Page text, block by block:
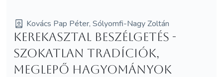
Kovács Pap Péter, Sólyomfi-Nagy Zoltán
Kerekasztal beszélgetés -
Szokatlan tradíciók,
meglepő hagyományok